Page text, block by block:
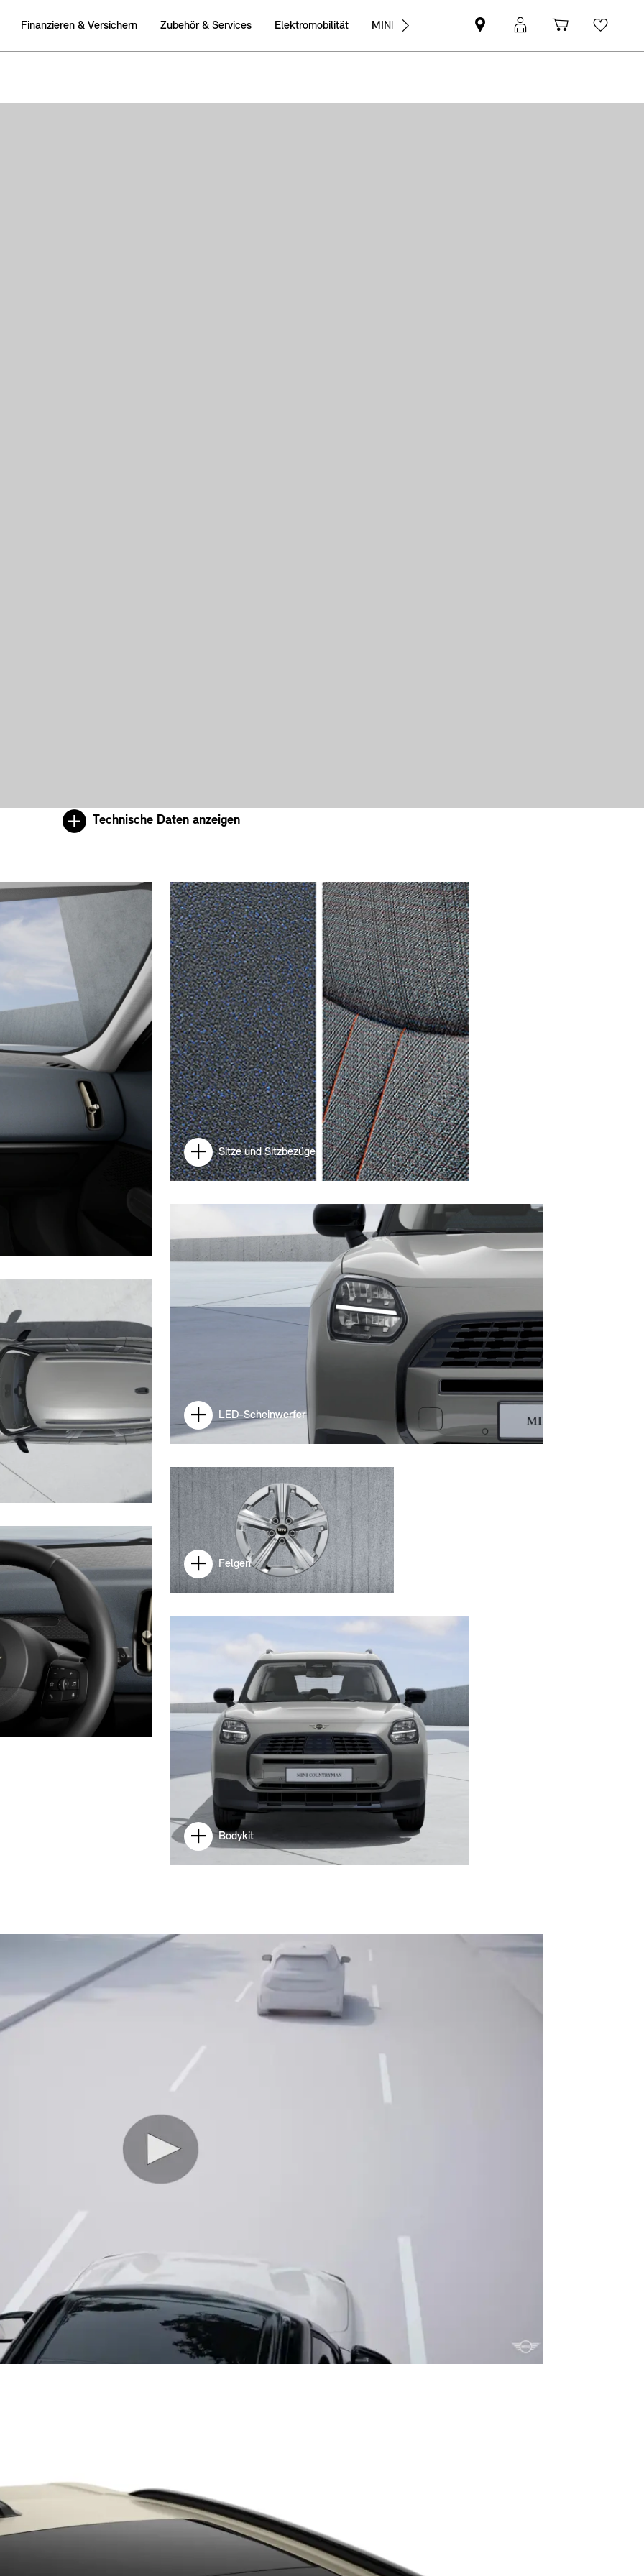
Finanzieren & Versichern Zubehör & Services Elektromobilität MINI Business
MINI
Partner
Mein
MINI
Shopping
cart
Technische Daten anzeigen
Sitze und Sitzbezüge
LED-Scheinwerfer
Felgen
Bodykit